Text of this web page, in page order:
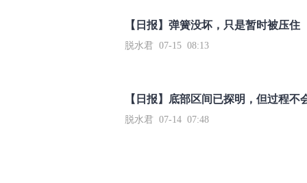
【日报】弹簧没坏，只是暂时被压住
脱水君 07-15 08:13
【日报】底部区间已探明，但过程不
脱水君 07-14 07:48